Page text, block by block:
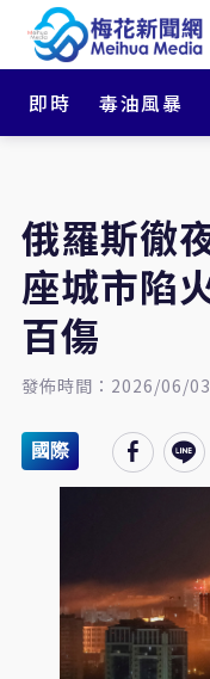
即時 毒油風暴
俄羅斯徹
座城市陷
百傷
發佈時間：2026/06/
國際